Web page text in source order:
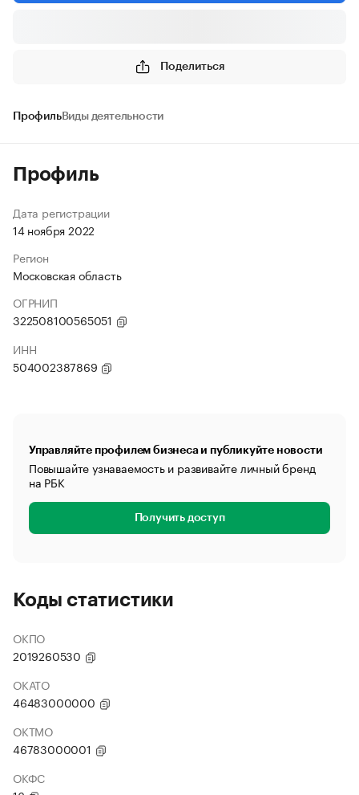
Поделиться
ПрофильВиды деятельности
Профиль
Дата регистрации
14 ноября 2022
Регион
Московская область
ОГРНИП
322508100565051
ИНН
504002387869
Управляйте профилем бизнеса и публикуйте новости
Повышайте узнаваемость и развивайте личный бренд
на РБК
Получить доступ
Коды статистики
ОКПО
2019260530
ОКАТО
46483000000
ОКТМО
46783000001
ОКФС